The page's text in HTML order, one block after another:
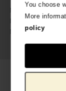
You choose
More
policy
No. de artículo:
Marca:
Material: